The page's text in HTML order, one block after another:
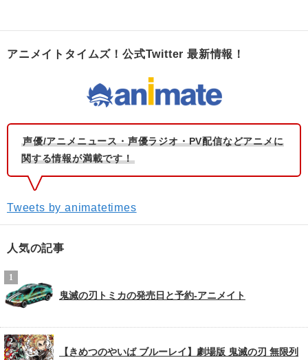
アニメイトタイムズ！公式Twitter 最新情報！
声優/アニメニュース・声優ラジオ・PV配信などアニメに
関する情報が満載です！
Tweets by animatetimes
人気の記事
鬼滅の刃トミカの発売日と予約-アニメイト
【きめつのやいば ブルーレイ】劇場版 鬼滅の刃 無限列